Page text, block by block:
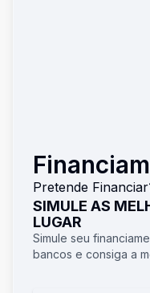
Pretende
SIMULE AS
LUGAR
Simule seu
bancos e consiga a